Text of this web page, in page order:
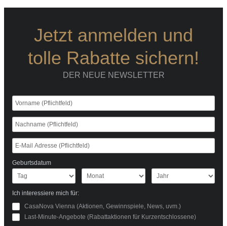
Jetzt anmelden und
tolle Rabatte sichern!
DER NEUE NEWSLETTER
Geburtsdatum
Ich interessiere mich für:
CasaNova Vienna (Aktionen, Gewinnspiele, News, uvm.)
Last-Minute-Angebote (Rabattaktionen für Kurzentschlossene)